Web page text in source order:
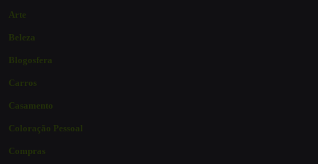
Arte
Beleza
Blogosfera
Carros
Casamento
Coloração Pessoal
Compras